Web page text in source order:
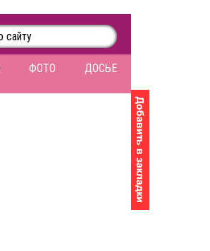
ФОТО ДОСЬЕ